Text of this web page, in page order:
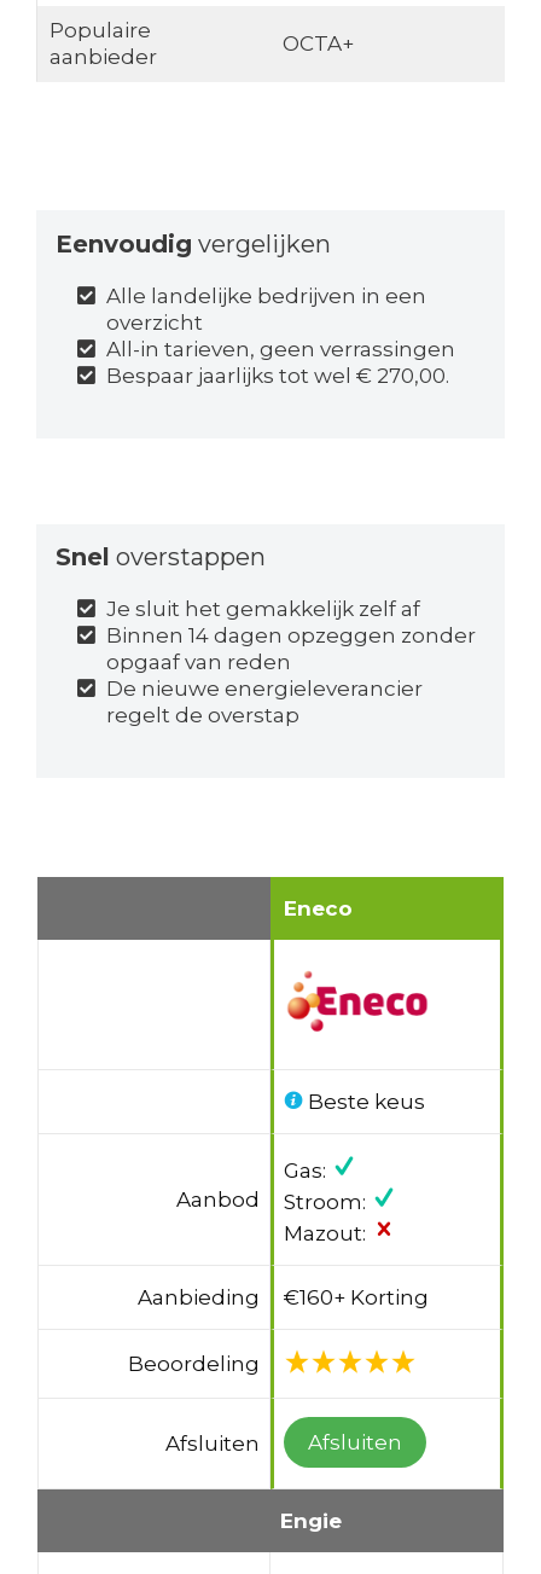
Populaire
aanbieder
OCTA+
Eenvoudig vergelijken
Alle landelijke bedrijven in een
overzicht
All-in tarieven, geen verrassingen
Bespaar jaarlijks tot wel € 270,00.
Snel overstappen
Je sluit het gemakkelijk zelf af
Binnen 14 dagen opzeggen zonder
opgaaf van reden
De nieuwe energieleverancier
regelt de overstap
Eneco
Beste keus
Aanbod
Gas:
Stroom:
Mazout:
Aanbieding €160+ Korting
Beoordeling
Afsluiten Afsluiten
Engie